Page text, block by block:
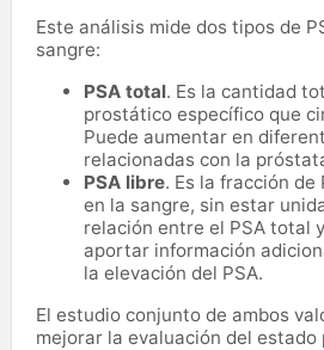
Este análisis mide dos tipos de
sangre:
PSA total. Es la cantidad
prostático específico que
Puede aumentar en
relacionadas con la
PSA libre. Es la fracción de
en la sangre, sin estar
relación entre el PSA total
aportar información
la elevación del PSA.
El estudio conjunto de ambos
mejorar la evaluación del estado